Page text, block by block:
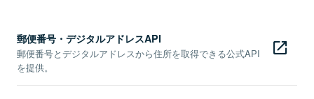
郵便番号・デジタルアドレスAPI
郵便番号とデジタルアドレスから住所を取得できる公式API
を提供。